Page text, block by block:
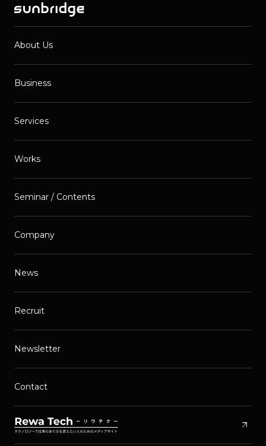
About Us
Business
Services
Works
Seminar / Contents
Company
News
Recruit
Newsletter
Contact
arrow_outward